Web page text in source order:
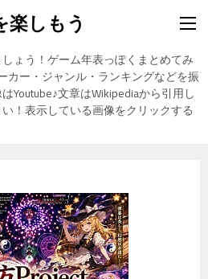
楽しもう
ょう！ゲーム年表っぽくまとめてみ
カー・ジャンル・ランキングなどを振
Youtube♪文章はWikipediaから引用し
！表示している画像をクリックする